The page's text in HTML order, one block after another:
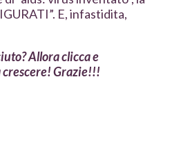
E, infastidita,
Allora clicca e
Grazie!!!